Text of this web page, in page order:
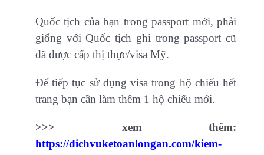
Quốc tịch của bạn trong passport mới, phải
giống với Quốc tịch ghi trong passport cũ
đã được cấp thị thực/visa Mỹ.
Để tiếp tục sử dụng visa trong hộ chiếu hết
trang bạn cần làm thêm 1 hộ chiếu mới.
>>> xem thêm:
https://dichvuketoanlongan.com/kiem-